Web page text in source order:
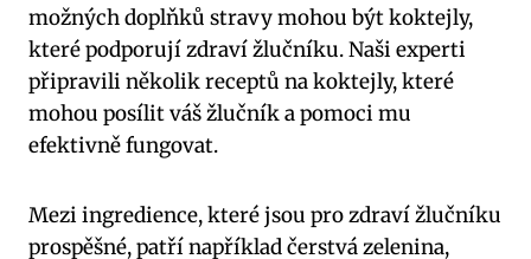
možných doplňků stravy mohou být koktejly,
které podporují zdraví žlučníku. Naši experti
připravili několik receptů na koktejly, které
mohou posílit váš žlučník a pomoci mu
efektivně fungovat.
Mezi ingredience, které jsou pro zdraví žlučníku
prospěšné, patří například čerstvá zelenina,